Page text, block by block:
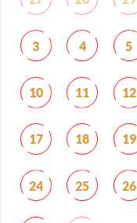
3 4 5
10 11 12
17 18 19
24 25 26